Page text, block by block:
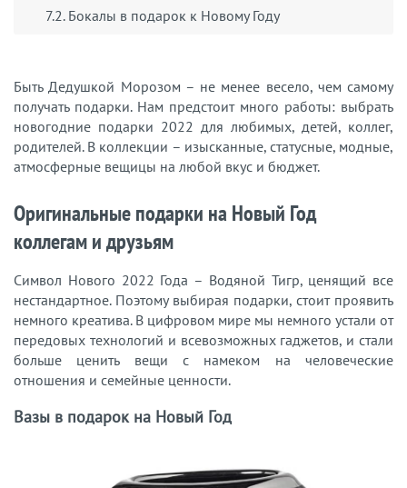
7.2. Бокалы в подарок к Новому Году
Быть Дедушкой Морозом – не менее весело, чем самому
получать подарки. Нам предстоит много работы: выбрать
новогодние подарки 2022 для любимых, детей, коллег,
родителей. В коллекции – изысканные, статусные, модные,
атмосферные вещицы на любой вкус и бюджет.
Оригинальные подарки на Новый Год
коллегам и друзьям
Символ Нового 2022 Года – Водяной Тигр, ценящий все
нестандартное. Поэтому выбирая подарки, стоит проявить
немного креатива. В цифровом мире мы немного устали от
передовых технологий и всевозможных гаджетов, и стали
больше ценить вещи с намеком на человеческие
отношения и семейные ценности.
Вазы в подарок на Новый Год